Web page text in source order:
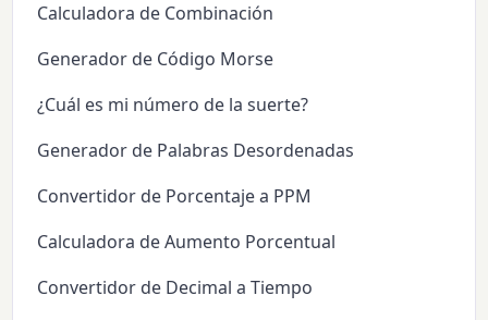
Calculadora de Combinación
Generador de Código Morse
¿Cuál es mi número de la suerte?
Generador de Palabras Desordenadas
Convertidor de Porcentaje a PPM
Calculadora de Aumento Porcentual
Convertidor de Decimal a Tiempo